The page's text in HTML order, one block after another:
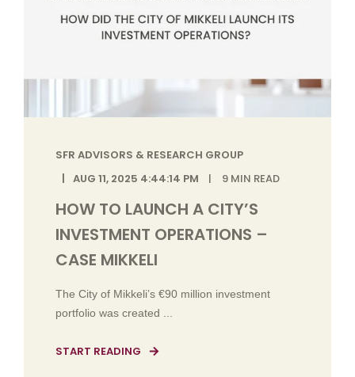
SFR ADVISORS & RESEARCH GROUP
AUG 11, 2025 4:44:14 PM
9 MIN READ
HOW TO LAUNCH A CITY’S
INVESTMENT OPERATIONS –
CASE MIKKELI
The City of Mikkeli’s €90 million investment
portfolio was created ...
START READING